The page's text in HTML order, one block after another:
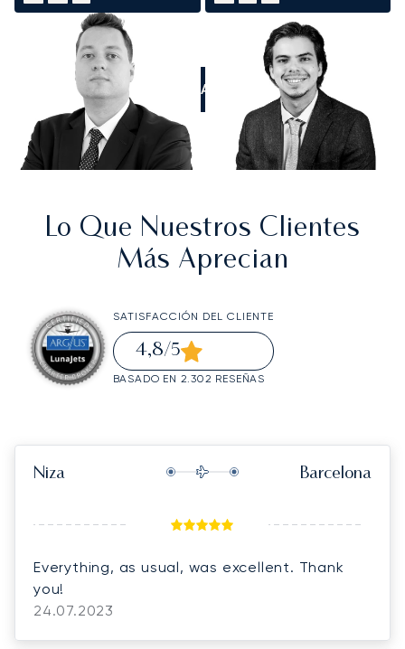
LLÁMANOS
Lo Que Nuestros Clientes
Más Aprecian
SATISFACCIÓN DEL CLIENTE
4,8/5
BASADO EN 2.302 RESEÑAS
Niza Barcelona
Everything, as usual, was excellent. Thank
you!
24.07.2023